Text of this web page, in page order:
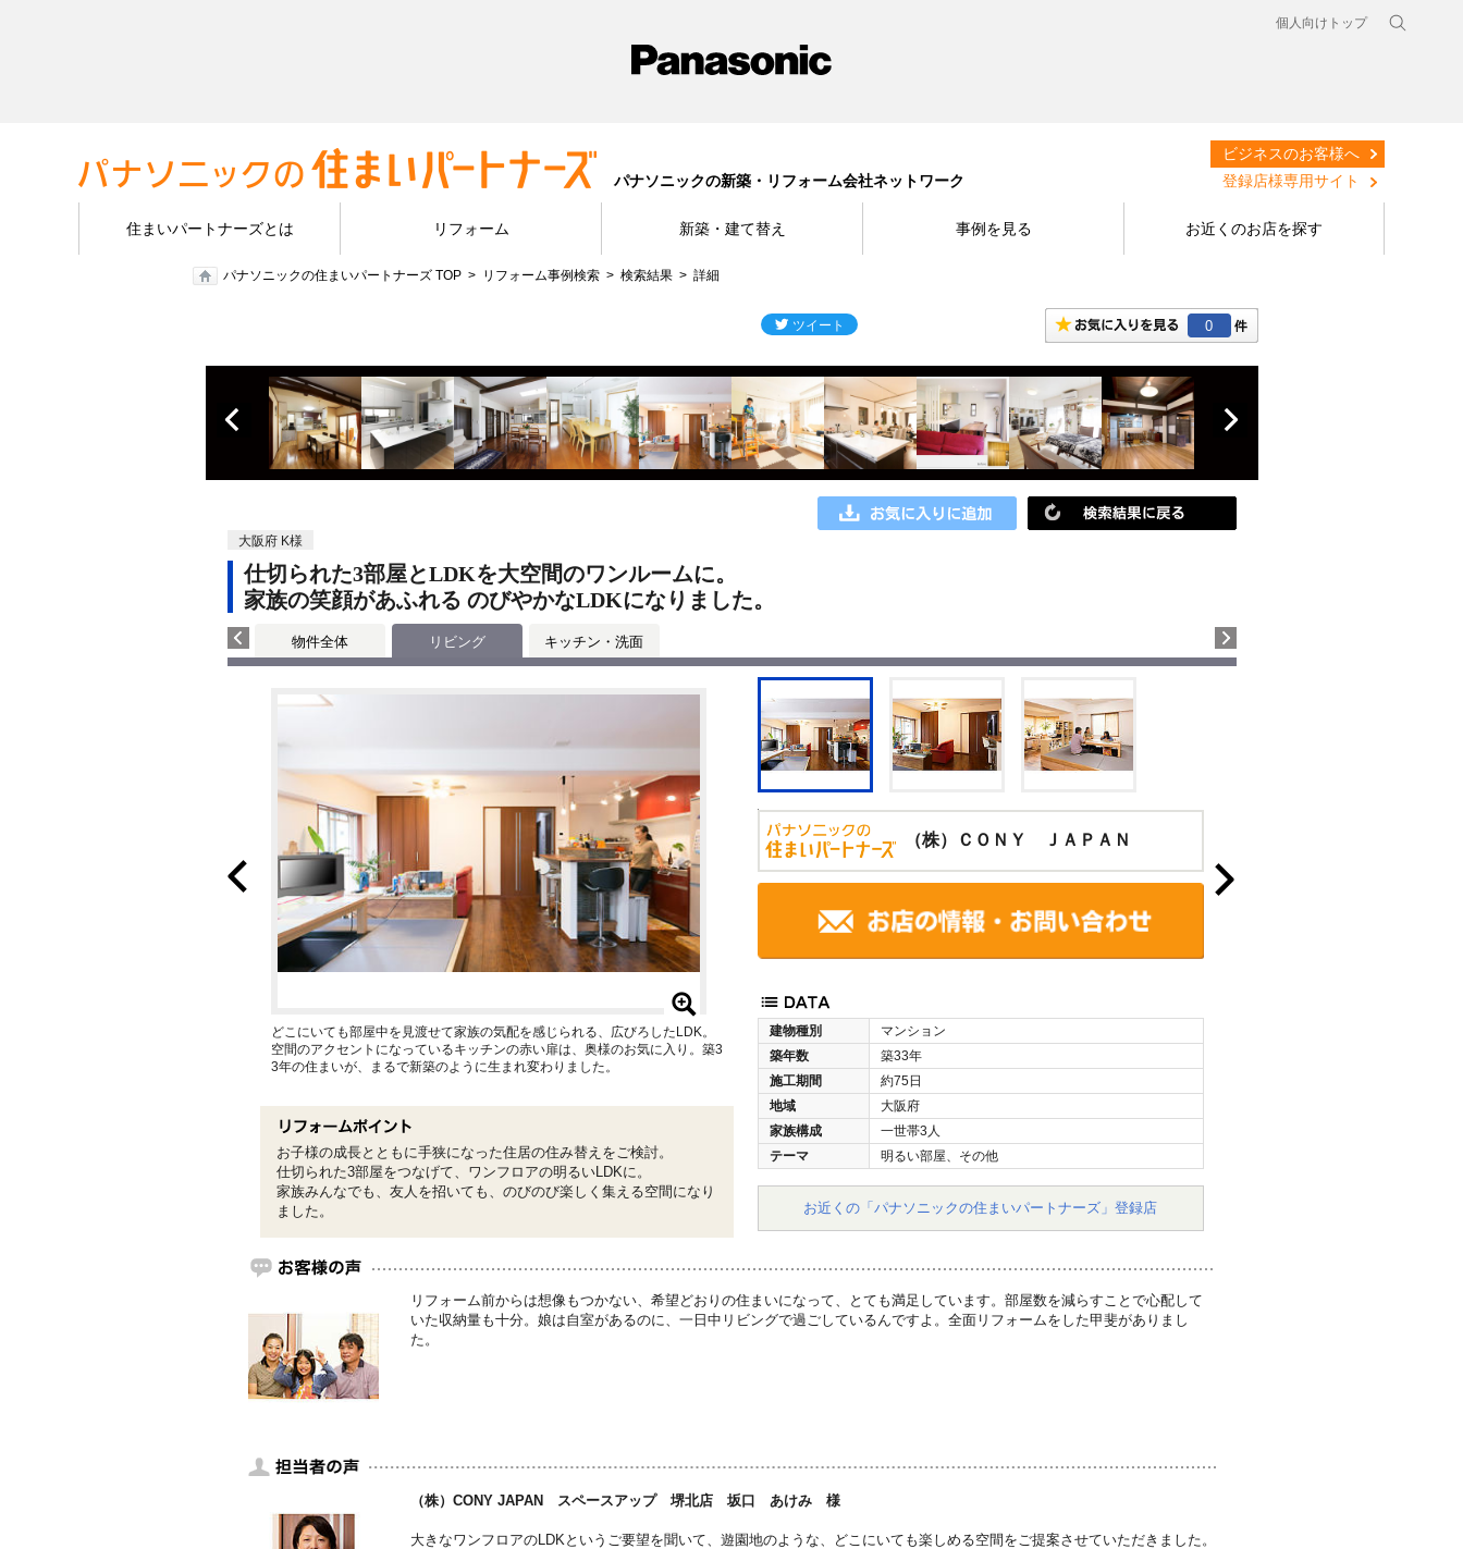
個人向けトップ
パナソニックの新築・リフォーム会社ネットワーク
ビジネスのお客様へ
登録店様専用サイト
住まいパートナーズとは リフォーム 新築・建て替え 事例を見る お近くのお店を探す
パナソニックの住まいパートナーズ TOP リフォーム事例検索 検索結果 詳細
0
大阪府 K様
仕切られた3部屋とLDKを大空間のワンルームに。
家族の笑顔があふれる のびやかなLDKになりました。
物件全体 リビング キッチン・洗面
（株）ＣＯＮＹ ＪＡＰＡＮ
建物種別
マンション
築年数
築33年
施工期間
約75日
地域
大阪府
家族構成
一世帯3人
テーマ
明るい部屋、その他
お近くの「パナソニックの住まいパートナーズ」登録店
どこにいても部屋中を見渡せて家族の気配を感じられる、広びろしたLDK。
空間のアクセントになっているキッチンの赤い扉は、奥様のお気に入り。築3
3年の住まいが、まるで新築のように生まれ変わりました。
お子様の成長とともに手狭になった住居の住み替えをご検討。
仕切られた3部屋をつなげて、ワンフロアの明るいLDKに。
家族みんなでも、友人を招いても、のびのび楽しく集える空間になり
ました。
リフォーム前からは想像もつかない、希望どおりの住まいになって、とても満足しています。部屋数を減らすことで心配して
いた収納量も十分。娘は自室があるのに、一日中リビングで過ごしているんですよ。全面リフォームをした甲斐がありまし
た。
（株）CONY JAPAN スペースアップ 堺北店 坂口 あけみ 様
大きなワンフロアのLDKというご要望を聞いて、遊園地のような、どこにいても楽しめる空間をご提案させていただきました。